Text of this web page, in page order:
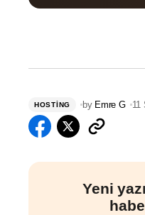
HOSTING by Emre G 11
Yeni